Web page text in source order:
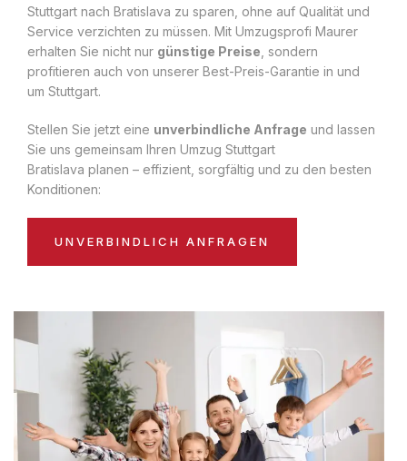
Stuttgart nach Bratislava zu sparen, ohne auf Qualität und
Service verzichten zu müssen. Mit Umzugsprofi Maurer
erhalten Sie nicht nur günstige Preise , sondern
profitieren auch von unserer Best-Preis-Garantie in und
um Stuttgart.
Stellen Sie jetzt eine unverbindliche Anfrage und lassen
Sie uns gemeinsam Ihren Umzug Stuttgart
Bratislava planen – effizient, sorgfältig und zu den besten
Konditionen:
UNVERBINDLICH ANFRAGEN